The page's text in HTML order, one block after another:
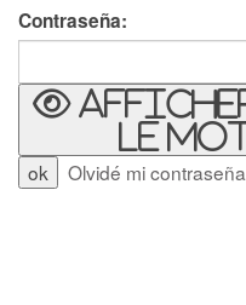
Contraseña:
le
Olvidé mi contraseña